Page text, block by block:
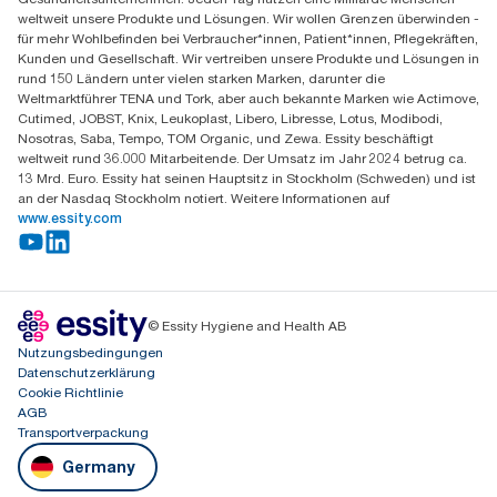
Sandhofer Straße 176
68305 Mannheim
Mo-Do 8:00-16:30 Uhr | Fr 8:00-15:00
weltweit unsere Produkte und Lösungen. Wir wollen Grenzen überwinden -
für mehr Wohlbefinden bei Verbraucher*innen, Patient*innen, Pflegekräften,
Kunden und Gesellschaft. Wir vertreiben unsere Produkte und Lösungen in
rund 150 Ländern unter vielen starken Marken, darunter die
Weltmarktführer TENA und Tork, aber auch bekannte Marken wie Actimove,
Cutimed, JOBST, Knix, Leukoplast, Libero, Libresse, Lotus, Modibodi,
Nosotras, Saba, Tempo, TOM Organic, und Zewa. Essity beschäftigt
weltweit rund 36.000 Mitarbeitende. Der Umsatz im Jahr 2024 betrug ca.
13 Mrd. Euro. Essity hat seinen Hauptsitz in Stockholm (Schweden) und ist
an der Nasdaq Stockholm notiert. Weitere Informationen auf
www.essity.com
© Essity Hygiene and Health AB
Nutzungsbedingungen
Datenschutzerklärung
Cookie Richtlinie
AGB
Transportverpackung
Germany